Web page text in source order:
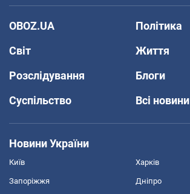
OBOZ.UA
Політика
Світ
Життя
Розслідування
Блоги
Суспільство
Всі новини
Новини України
Київ Харків
Запоріжжя Дніпро